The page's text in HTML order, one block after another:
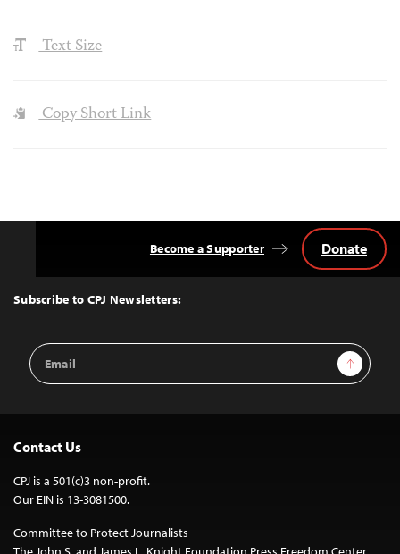
Text Size
Copy Short Link
Top
Subscribe to CPJ Newsletters:
Email
Address
Sign Up
Become a Supporter Donate
Contact Us
CPJ is a 501(c)3 non-profit.
Our EIN is 13-3081500.
Committee to Protect Journalists